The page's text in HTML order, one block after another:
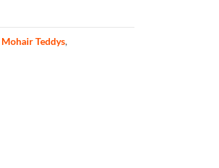
Mohair Teddys,